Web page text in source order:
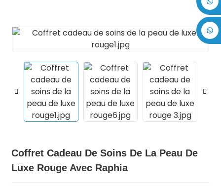
Coffret Cadeau De Soins De La Peau De
Luxe Rouge Avec Raphia